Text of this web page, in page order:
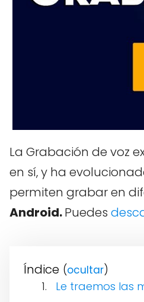
La Grabación de voz
en sí, y ha
permiten grabar en
Android.Puedes
Índice ( )
Le traemos las